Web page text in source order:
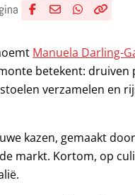
Manuela Darling-
betekent: druiven
verzamelen en
kazen, gemaakt
markt. Kortom, op